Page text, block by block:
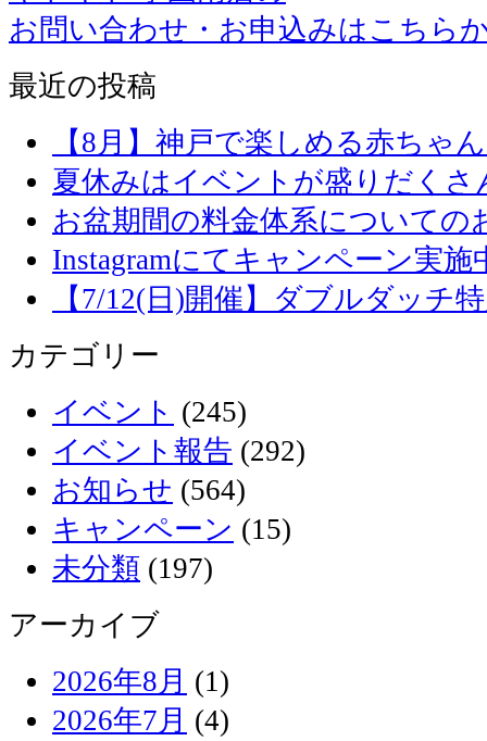
お問い合わせ・お申込みはこちら
最近の投稿
【8月】神戸で楽しめる赤ちゃ
夏休みはイベントが盛りだくさ
お盆期間の料金体系についての
Instagramにてキャンペーン実施
【7/12(日)開催】ダブルダッチ
カテゴリー
イベント (245)
イベント報告 (292)
お知らせ (564)
キャンペーン (15)
未分類 (197)
アーカイブ
2026年8月 (1)
2026年7月 (4)